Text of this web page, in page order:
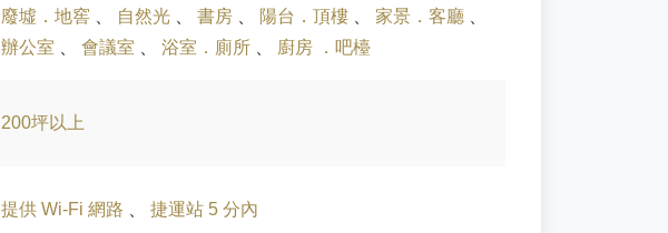
廢墟．地窖 自然光 書房 陽台．頂樓 家景．客廳
辦公室
會議室 浴室．廁所 廚房 ．吧檯
200坪以上
提供 Wi-Fi 網路 捷運站 5 分內